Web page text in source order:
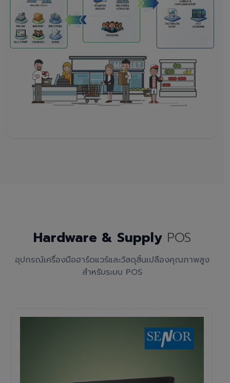
Hardware & Supply POS
อุปกรณ์เครื่องมือฮาร์ดแวร์และวัสดุสิ้นเปลืองคุณภาพสูง
สำหรับระบบ POS